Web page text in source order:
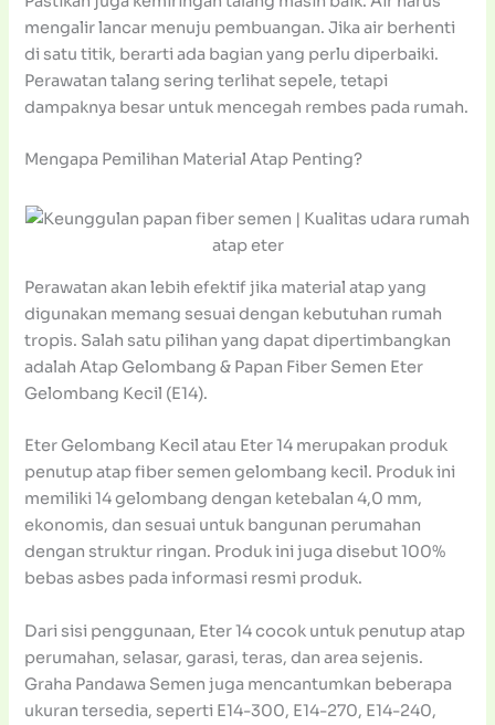
mengalir lancar menuju pembuangan. Jika air berhenti
di satu titik, berarti ada bagian yang perlu diperbaiki.
Perawatan talang sering terlihat sepele, tetapi
dampaknya besar untuk mencegah rembes pada rumah.
Mengapa Pemilihan Material Atap Penting?
Perawatan akan lebih efektif jika material atap yang
digunakan memang sesuai dengan kebutuhan rumah
tropis. Salah satu pilihan yang dapat dipertimbangkan
adalah Atap Gelombang & Papan Fiber Semen Eter
Gelombang Kecil (E14).
Eter Gelombang Kecil atau Eter 14 merupakan produk
penutup atap fiber semen gelombang kecil. Produk ini
memiliki 14 gelombang dengan ketebalan 4,0 mm,
ekonomis, dan sesuai untuk bangunan perumahan
dengan struktur ringan. Produk ini juga disebut 100%
bebas asbes pada informasi resmi produk.
Dari sisi penggunaan, Eter 14 cocok untuk penutup atap
perumahan, selasar, garasi, teras, dan area sejenis.
Graha Pandawa Semen juga mencantumkan beberapa
ukuran tersedia, seperti E14-300, E14-270, E14-240,